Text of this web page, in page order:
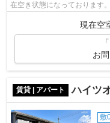
在空き状態になっております
現在空
お
賃貸 | アパート ハイツ
敷